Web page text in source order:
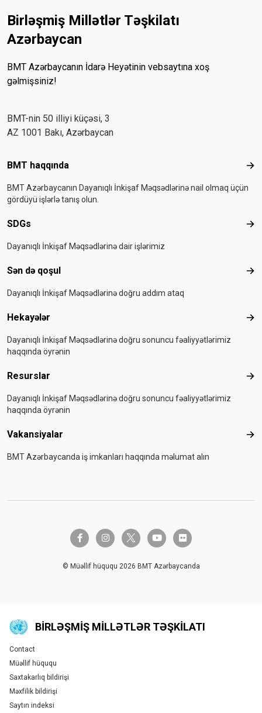
Birləşmiş Millətlər Təşkilatı
Azərbaycan
BMT Azərbaycanın İdarə Heyətinin vebsaytına xoş
gəlmişsiniz!
BMT-nin 50 illiyi küçəsi, 3
AZ 1001 Bakı, Azərbaycan
Footer menu
BMT haqqında
BMT Azərbaycanın Dayanıqlı İnkişaf Məqsədlərinə nail olmaq üçün
gördüyü işlərlə tanış olun.
SDGs
Dayanıqlı İnkişaf Məqsədlərinə dair işlərimiz
Sən də qoşul
Dayanıqlı İnkişaf Məqsədlərinə doğru addım ataq
Hekayələr
Dayanıqlı İnkişaf Məqsədlərinə doğru sonuncu fəaliyyətlərimiz
haqqında öyrənin
Resurslar
Dayanıqlı İnkişaf Məqsədlərinə doğru sonuncu fəaliyyətlərimiz
haqqında öyrənin
Vakansiyalar
BMT Azərbaycanda iş imkanları haqqında məlumat alın
facebook-finstagramtwitter-x youtube flickr
© Müəllif hüququ 2026 BMT Azərbaycanda
BIRLƏŞMIŞ MILLƏTLƏR TƏŞKILATI
Global U.N. menu
Contact
Müəllif hüququ
Saxtakarlıq bildirişi
Məxfilik bildirişi
Saytın indeksi